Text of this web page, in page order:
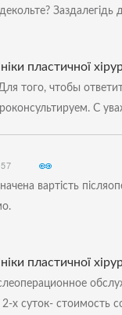
Заздалегідь
пластичної
того, чтобы
С
вартість
пластичної
х суток- стоимость